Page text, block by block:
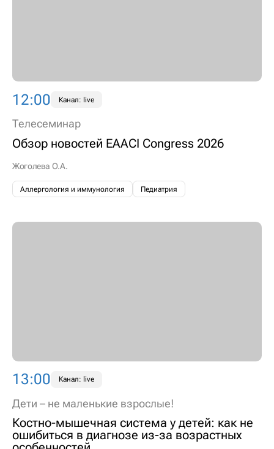
12:00 Канал: live
Телесеминар
Обзор новостей EAACI Congress 2026
Жоголева О.А.
Аллергология и иммунология Педиатрия
13:00 Канал: live
Дети – не маленькие взрослые!
Костно-мышечная система у детей: как не
ошибиться в диагнозе из-за возрастных